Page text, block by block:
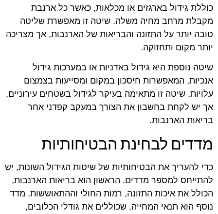
כוללת גידול בארגזים או מכלאות, כאשר כל ארנבת
מקבלת מרחב מחיה משלה. שיטה זו מאפשרת שליטה
טובה יותר על התזונה והבריאות של הארנבות, אך מצריכה
יותר מקום ותחזוקה.
שיטה נוספת היא גידול באדניות או במערכות גידול
אנכיות, המאפשרות חיסכון במקום ומסייעות בצמצום
עלויות. שיטה זו מתאימה בעיקר לגידול בשטחים עירוניים,
אך יש לקחת בחשבון את הצורך במעקב קפדני אחר
בריאות הארנבות.
מדדים לבחינת הבטיחותיות
כדי להעריך את הבטיחותיות של שיטות הגידול השונות, יש
להתייחס למספר מדדים. הראשון הוא בריאות הארנבות,
הכולל את איכות התזונה, רמות החולי וההתאוששות. מדד
נוסף הוא תנאי המחייה, שכוללים את גודלי הכלובים,